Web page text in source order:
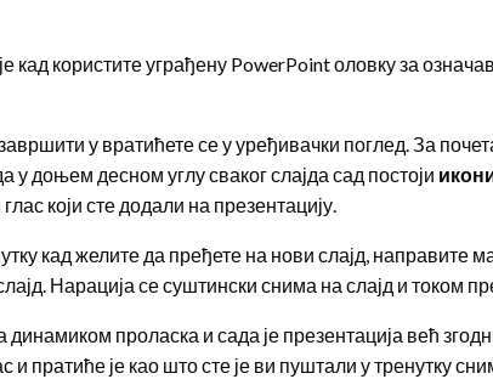
кад користите уграђену PowerPoint оловку за
у вратићете се у уређивачки поглед. За
доњем десном углу сваког слајда сад постоји
који сте додали на презентацију.
кад желите да пређете на нови слајд, направите
Нарација се суштински снима на слајд и током
проласка и сада је презентација већ
и пратиће је као што сте је ви пуштали у тренутку